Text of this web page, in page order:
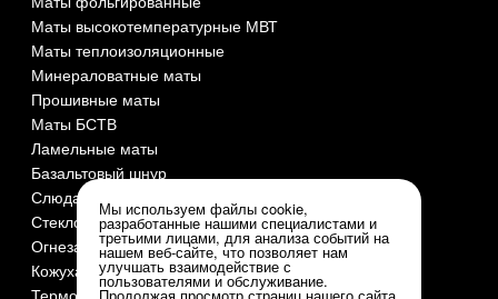
Маты высокотемпературные МВТ
Маты теплоизоляционные
Минераловатные маты
Прошивные маты
Маты БСТВ
Ламельные маты
Базальтовый шнур
Слюда СМОГ
Стеклоткань
Огнезащита и огнеупоры
Кожуха оцинкованные
Мы используем файлы cookie,
разработанные нашими специалистами и
третьими лицами, для анализа событий на
нашем веб-сайте, что позволяет нам
улучшать взаимодействие с
пользователями и обслуживание.